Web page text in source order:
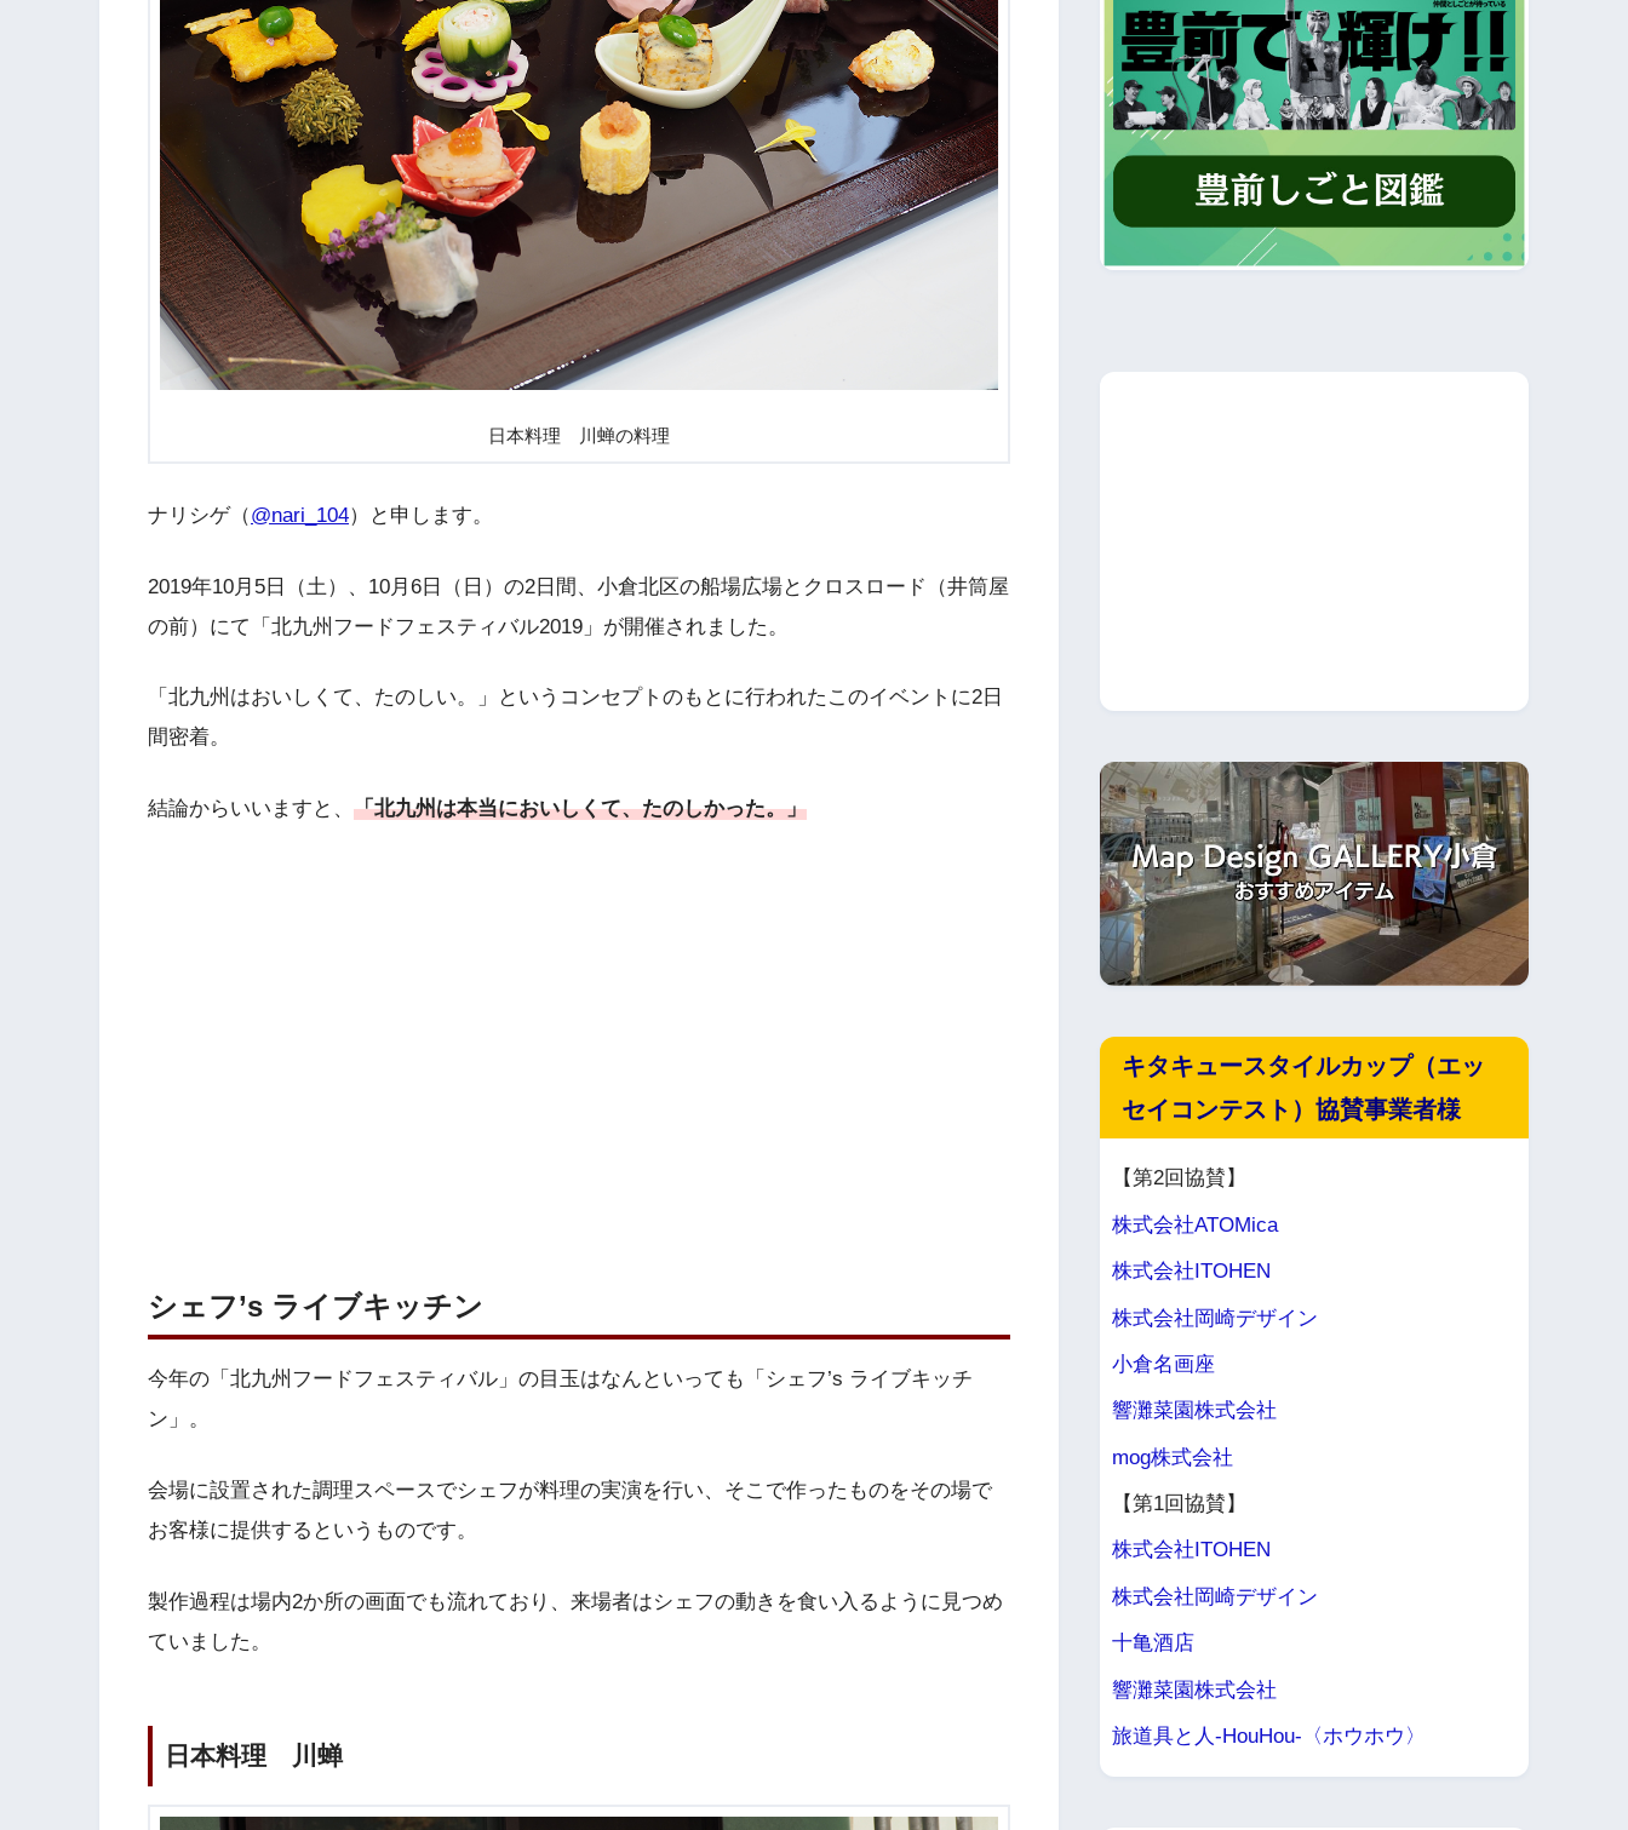
日本料理 川蝉の料理
ナリシゲ（@nari_104）と申します。
2019年10月5日（土）、10月6日（日）の2日間、小倉北区の船場広場とクロスロード（井筒屋
の前）にて「北九州フードフェスティバル2019」が開催されました。
「北九州はおいしくて、たのしい。」というコンセプトのもとに行われたこのイベントに2日
間密着。
結論からいいますと、 「北九州は本当においしくて、たのしかった。」
シェフ’s ライブキッチン
今年の「北九州フードフェスティバル」の目玉はなんといっても「シェフ’s ライブキッチ
ン」。
会場に設置された調理スペースでシェフが料理の実演を行い、そこで作ったものをその場で
お客様に提供するというものです。
製作過程は場内2か所の画面でも流れており、来場者はシェフの動きを食い入るように見つめ
ていました。
日本料理 川蝉
キタキュースタイルカップ（エッ
セイコンテスト）協賛事業者様
【第2回協賛】
株式会社ATOMica
株式会社ITOHEN
株式会社岡崎デザイン
小倉名画座
響灘菜園株式会社
mog株式会社
【第1回協賛】
株式会社ITOHEN
株式会社岡崎デザイン
十亀酒店
響灘菜園株式会社
旅道具と人-HouHou-〈ホウホウ〉